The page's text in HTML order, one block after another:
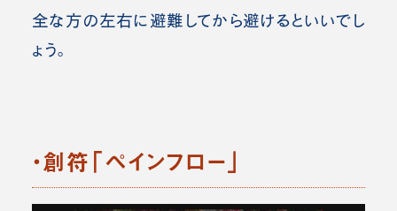
全な方の左右に避難してから避けるといいでし
ょう。
・創符「ペインフロー」